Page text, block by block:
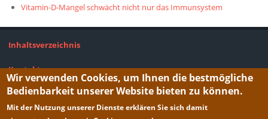
Vitamin-D-Mangel schwächt nicht nur das Immunsystem
Inhaltsverzeichnis
Kontakt
Impressum
Wir verwenden Cookies, um Ihnen die bestmögliche
Bedienbarkeit unserer Website bieten zu können.
Mit der Nutzung unserer Dienste erklären Sie sich damit